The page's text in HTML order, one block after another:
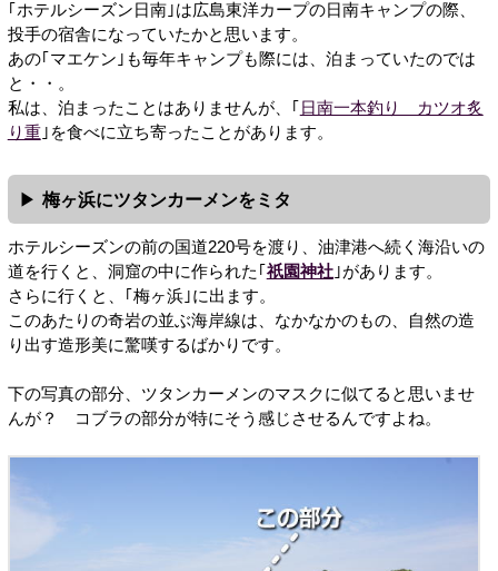
｢ホテルシーズン日南｣は広島東洋カープの日南キャンプの際、
投手の宿舎になっていたかと思います。
あの｢マエケン｣も毎年キャンプも際には、泊まっていたのでは
と・・。
私は、泊まったことはありませんが、｢ 日南一本釣り カツオ炙
り重｣を食べに立ち寄ったことがあります。
梅ヶ浜にツタンカーメンをミタ
ホテルシーズンの前の国道220号を渡り、油津港へ続く海沿いの
道を行くと、洞窟の中に作られた｢ 祇園神社｣があります。
さらに行くと、｢梅ヶ浜｣に出ます。
このあたりの奇岩の並ぶ海岸線は、なかなかのもの、自然の造
り出す造形美に驚嘆するばかりです。
下の写真の部分、ツタンカーメンのマスクに似てると思いませ
んが？ コブラの部分が特にそう感じさせるんですよね。